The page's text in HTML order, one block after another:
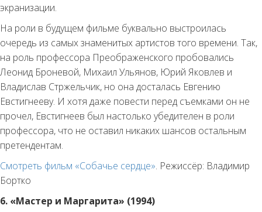
экранизации.
На роли в будущем фильме буквально выстроилась
очередь из самых знаменитых артистов того времени. Так,
на роль профессора Преображенского пробовались
Леонид Броневой, Михаил Ульянов, Юрий Яковлев и
Владислав Стржельчик, но она досталась Евгению
Евстигнееву. И хотя даже повести перед съемками он не
прочел, Евстигнеев был настолько убедителен в роли
профессора, что не оставил никаких шансов остальным
претендентам.
Смотреть фильм «Собачье сердце». Режиссёр: Владимир
Бортко
6. «Мастер и Маргарита» (1994)